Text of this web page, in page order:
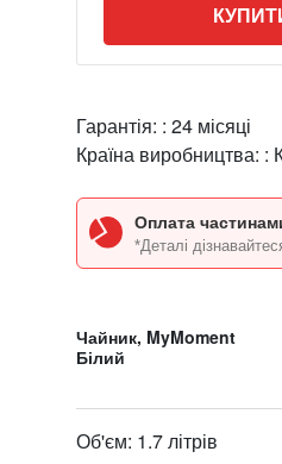
Гарантія: : 24 місяці
Країна виробництва: :
Оплата
*Деталі
Чайник, MyMoment
Білий
Об'єм: 1.7 літрів